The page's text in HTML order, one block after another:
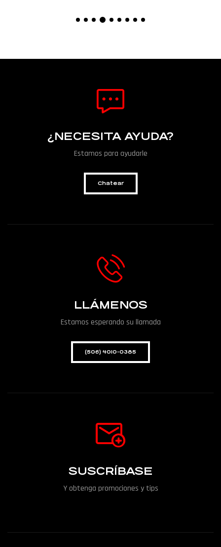
¿NECESITA AYUDA?
Estamos para ayudarle
Chatear
LLÁMENOS
Estamos esperando su llamada
(506) 4010-0385
SUSCRÍBASE
Y obtenga promociones y tips